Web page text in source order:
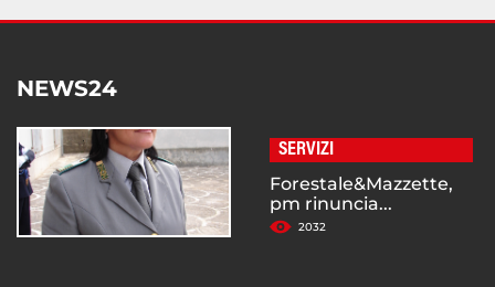
NEWS24
SERVIZI
Forestale&Mazzette,
pm rinuncia...
2032